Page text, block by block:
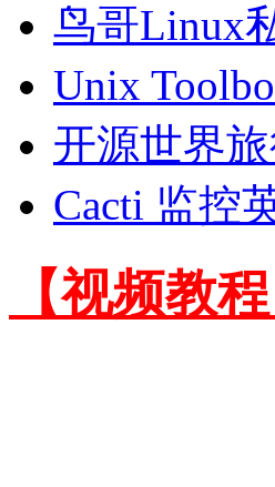
鸟哥Linux
Unix
开源世界
Cacti 监控
【视频教